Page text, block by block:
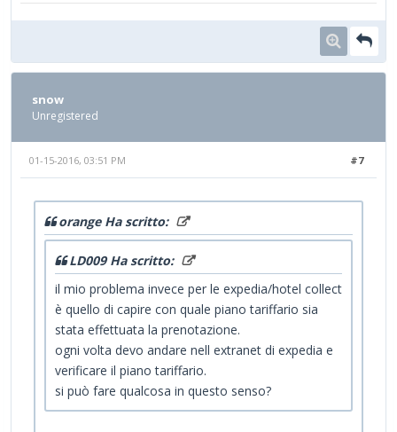
snow
Unregistered
#7
01-15-2016, 03:51 PM
orange Ha scritto:
LD009 Ha scritto:
il mio problema invece per le expedia/hotel collect
è quello di capire con quale piano tariffario sia
stata effettuata la prenotazione.
ogni volta devo andare nell extranet di expedia e
verificare il piano tariffario.
si può fare qualcosa in questo senso?